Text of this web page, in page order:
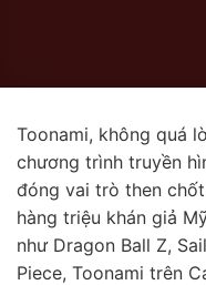
Toonami, không quá
chương trình truyền
đóng vai trò then
hàng triệu khán giả
như Dragon Ball Z,
Piece, Toonami trên